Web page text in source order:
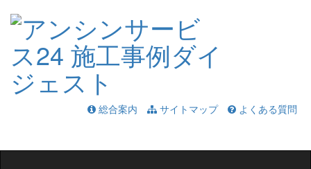
総合案内 サイトマップ
よくある質問